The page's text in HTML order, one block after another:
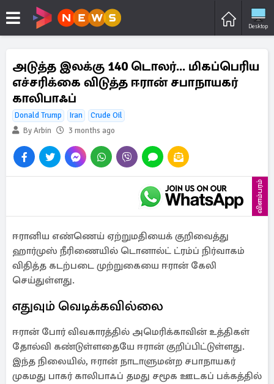
Desktop
அடுத்த இலக்கு 140 டொலர்... மிகப்பெரிய
எச்சரிக்கை விடுத்த ஈரான் சபாநாயகர்
காலிபாஃப்
Donald Trump Iran
Crude Oil
By Arbin
3 months ago
விளம்பரம்
ஈரானிய எண்ணெய் ஏற்றுமதியைக் குறிவைத்து
ஹார்முஸ் நீரிணையில் டொனால்ட் ட்ரம்ப் நிர்வாகம்
விதித்த கடற்படை முற்றுகையை ஈரான் கேலி
செய்துள்ளது.
எதுவும் வெடிக்கவில்லை
ஈரான் போர் விவகாரத்தில் அமெரிக்காவின் உத்திகள்
தோல்வி கண்டுள்ளதையே ஈரான் குறிப்பிட்டுள்ளது.
இந்த நிலையில், ஈரான் நாடாளுமன்ற சபாநாயகர்
முகமது பாகர் காலிபாஃப் தமது சமூக ஊடகப் பக்கத்தில்